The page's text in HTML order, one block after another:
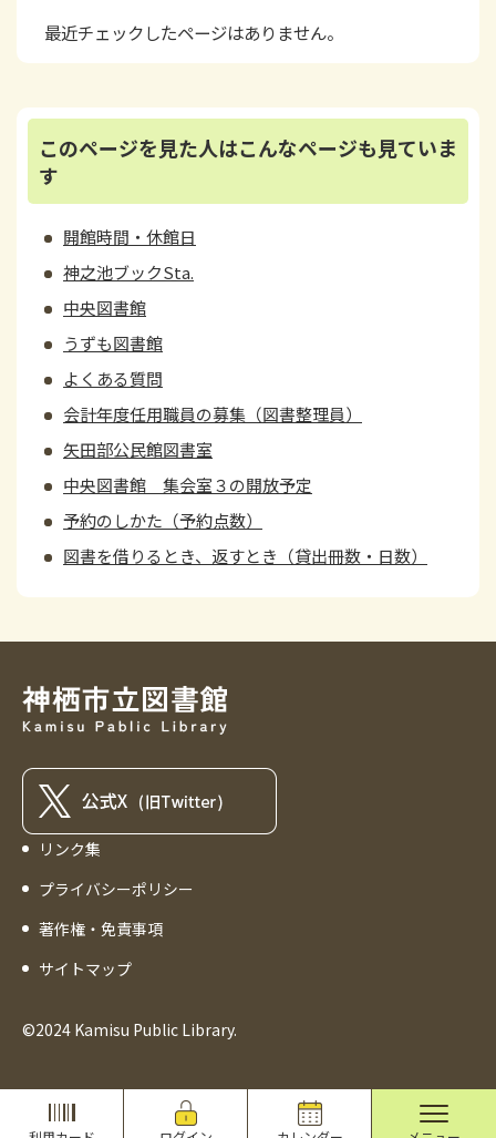
最近チェックしたページはありません。
このページを見た人はこんなページも見ていま
す
開館時間・休館日
神之池ブックSta.
中央図書館
うずも図書館
よくある質問
会計年度任用職員の募集（図書整理員）
矢田部公民館図書室
中央図書館 集会室３の開放予定
予約のしかた（予約点数）
図書を借りるとき、返すとき（貸出冊数・日数）
リンク集
プライバシーポリシー
著作権・免責事項
サイトマップ
©2024 Kamisu Public Library.